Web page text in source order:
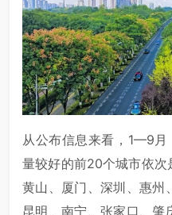
从公布信息来看，1—9月
量较好的前20个城市依次
黄山、厦门、深圳、惠州
昆明、南宁、张家口、肇